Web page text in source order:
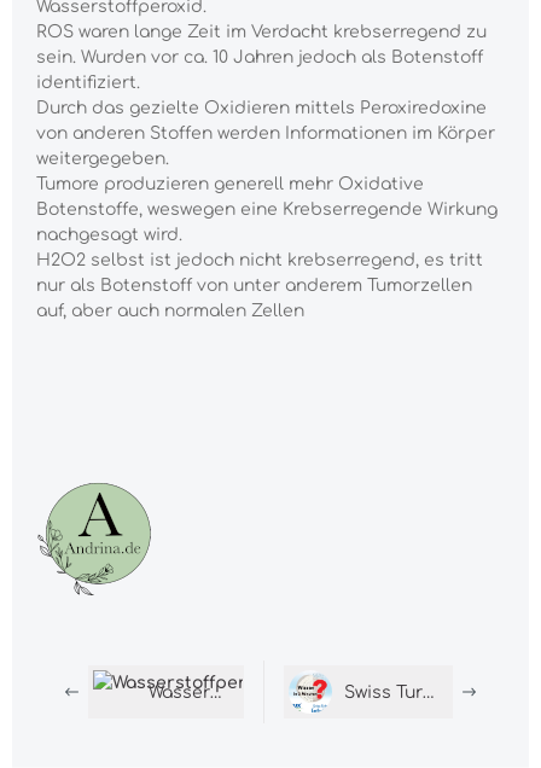
Wasserstoffperoxid.
ROS waren lange Zeit im Verdacht krebserregend zu
sein. Wurden vor ca. 10 Jahren jedoch als Botenstoff
identifiziert.
Durch das gezielte Oxidieren mittels Peroxiredoxine
von anderen Stoffen werden Informationen im Körper
weitergegeben.
Tumore produzieren generell mehr Oxidative
Botenstoffe, weswegen eine Krebserregende Wirkung
nachgesagt wird.
H2O2 selbst ist jedoch nicht krebserregend, es tritt
nur als Botenstoff von unter anderem Tumorzellen
auf, aber auch normalen Zellen
Wasserstoffperoxid FAQs Swiss Turbo: Wissen in 3 Minuten